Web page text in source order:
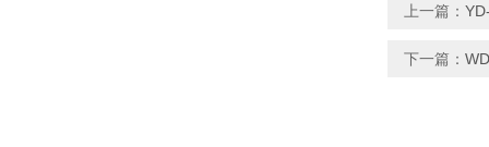
上一篇：
下一篇：